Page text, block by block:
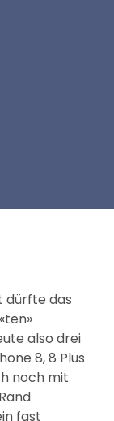
dürfte das
also drei
8, 8 Plus
noch mit
fast